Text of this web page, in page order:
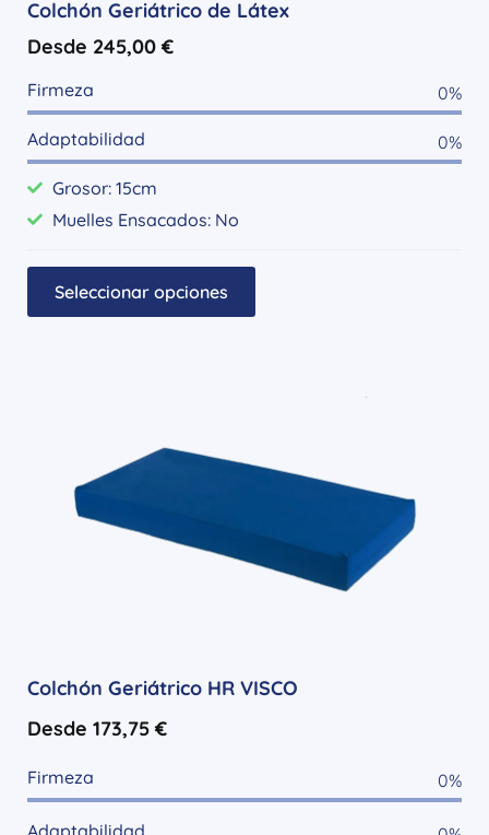
Colchón Geriátrico de Látex
Desde 245,00 €
Firmeza 0%
Adaptabilidad 0%
Grosor: 15cm
Muelles Ensacados: No
Seleccionar opciones
Colchón Geriátrico HR VISCO
Desde 173,75 €
Firmeza 0%